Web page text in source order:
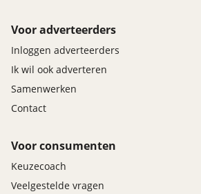
Voor adverteerders
Inloggen adverteerders
Ik wil ook adverteren
Samenwerken
Contact
Voor consumenten
Keuzecoach
Veelgestelde vragen